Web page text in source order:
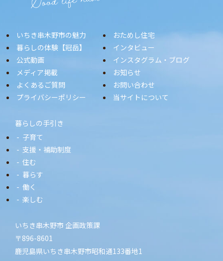
いちき串木野市の魅力
おためし住宅
暮らしの体験【冠岳】
インタビュー
公式動画
インスタグラム・ブログ
メディア掲載
お知らせ
よくあるご質問
お問い合わせ
プライバシーポリシー
当サイトについて
暮らしの手引き
子育て
支援・補助制度
住む
暮らす
働く
楽しむ
いちき串木野市 企画政策課
〒896-8601
鹿児島県いちき串木野市昭和通133番地1